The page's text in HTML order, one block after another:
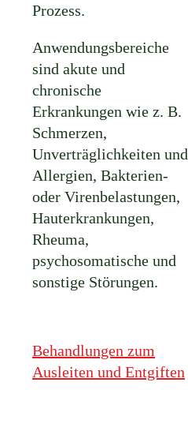
Prozess.
Anwendungsbereiche
sind akute und
chronische
Erkrankungen wie z. B.
Schmerzen,
Unverträglichkeiten und
Allergien, Bakterien-
oder Virenbelastungen,
Hauterkrankungen,
Rheuma,
psychosomatische und
sonstige Störungen.
Behandlungen zum
Ausleiten und Entgiften